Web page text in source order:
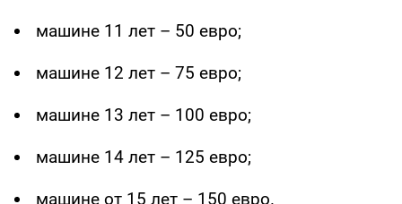
машине 11 лет – 50 евро;
машине 12 лет – 75 евро;
машине 13 лет – 100 евро;
машине 14 лет – 125 евро;
машине от 15 лет – 150 евро.